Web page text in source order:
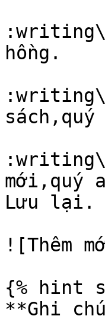
hồng.
mới,quý
Lưu lại.
![Thêm
{% hint
**Ghi